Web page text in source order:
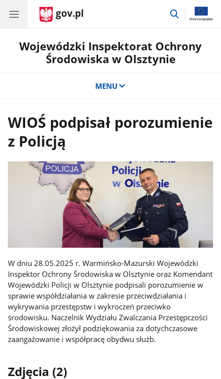
gov.pl
przejdź
Wojewódzki Inspektorat Ochrony
Środowiska w Olsztynie
MENU
WIOŚ podpisał porozumienie
z Policją
W dniu 28.05.2025 r. Warmińsko-Mazurski Wojewódzki
Inspektor Ochrony Środowiska w Olsztynie oraz Komendant
Wojewódzki Policji w Olsztynie podpisali porozumienie w
sprawie współdziałania w zakresie przeciwdziałania i
wykrywania przestępstw i wykroczeń przeciwko
środowisku. Naczelnik Wydziału Zwalczania Przestępczości
Środowiskowej złożył podziękowania za dotychczasowe
zaangażowanie i współpracę obydwu służb.
Zdjęcia (2)